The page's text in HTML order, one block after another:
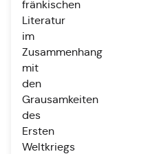
fränkischen
Literatur
im
Zusammenhang
mit
den
Grausamkeiten
des
Ersten
Weltkriegs